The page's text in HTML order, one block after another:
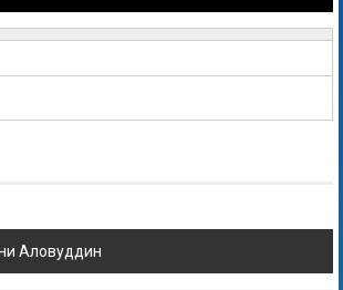
Аловуддин